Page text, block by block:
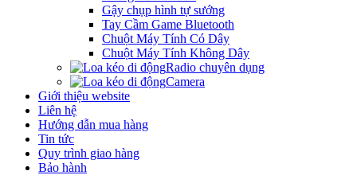
Gậy chụp hình tự sướng
Tay Cầm Game Bluetooth
Chuột Máy Tính Có Dây
Chuột Máy Tính Không Dây
Radio chuyên dụng
Camera
Giới thiệu website
Liên hệ
Hướng dẫn mua hàng
Tin tức
Quy trình giao hàng
Bảo hành